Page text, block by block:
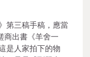
第三稿手稿，應當
商出書《羊舍一
是人家拍下的物